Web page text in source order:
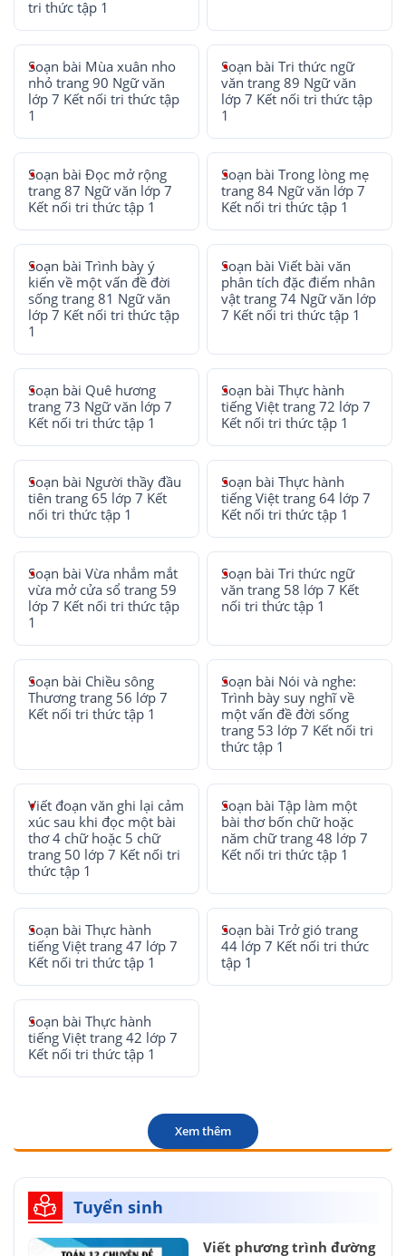
tri thức tập 1
Soạn bài Mùa xuân nho
nhỏ trang 90 Ngữ văn
lớp 7 Kết nối tri thức tập
1
Soạn bài Tri thức ngữ
văn trang 89 Ngữ văn
lớp 7 Kết nối tri thức tập
1
Soạn bài Đọc mở rộng
trang 87 Ngữ văn lớp 7
Kết nối tri thức tập 1
Soạn bài Trong lòng mẹ
trang 84 Ngữ văn lớp 7
Kết nối tri thức tập 1
Soạn bài Trình bày ý
kiến về một vấn đề đời
sống trang 81 Ngữ văn
lớp 7 Kết nối tri thức tập
1
Soạn bài Viết bài văn
phân tích đặc điểm nhân
vật trang 74 Ngữ văn lớp
7 Kết nối tri thức tập 1
Soạn bài Quê hương
trang 73 Ngữ văn lớp 7
Kết nối tri thức tập 1
Soạn bài Thực hành
tiếng Việt trang 72 lớp 7
Kết nối tri thức tập 1
Soạn bài Người thầy đầu
tiên trang 65 lớp 7 Kết
nối tri thức tập 1
Soạn bài Thực hành
tiếng Việt trang 64 lớp 7
Kết nối tri thức tập 1
Soạn bài Vừa nhắm mắt
vừa mở cửa sổ trang 59
lớp 7 Kết nối tri thức tập
1
Soạn bài Tri thức ngữ
văn trang 58 lớp 7 Kết
nối tri thức tập 1
Soạn bài Chiều sông
Thương trang 56 lớp 7
Kết nối tri thức tập 1
Soạn bài Nói và nghe:
Trình bày suy nghĩ về
một vấn đề đời sống
trang 53 lớp 7 Kết nối tri
thức tập 1
Viết đoạn văn ghi lại cảm
xúc sau khi đọc một bài
thơ 4 chữ hoặc 5 chữ
trang 50 lớp 7 Kết nối tri
thức tập 1
Soạn bài Tập làm một
bài thơ bốn chữ hoặc
năm chữ trang 48 lớp 7
Kết nối tri thức tập 1
Soạn bài Thực hành
tiếng Việt trang 47 lớp 7
Kết nối tri thức tập 1
Soạn bài Trở gió trang
44 lớp 7 Kết nối tri thức
tập 1
Soạn bài Thực hành
tiếng Việt trang 42 lớp 7
Kết nối tri thức tập 1
Xem thêm
Tuyển sinh
Viết phương trình đường